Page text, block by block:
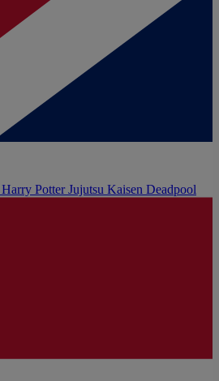
Harry PotterJujutsu Kaisen Deadpool